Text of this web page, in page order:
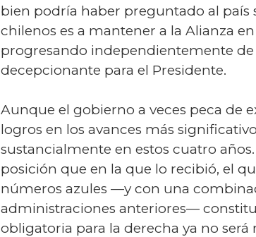
bien podría haber preguntado al
chilenos es a mantener a la Alianza
progresando independientemente
decepcionante para el Presidente.
Aunque el gobierno a veces peca de
logros en los avances más
sustancialmente en estos cuatro
posición que en la que lo recibió, el
números azules —y con una
administraciones anteriores—
obligatoria para la derecha ya no